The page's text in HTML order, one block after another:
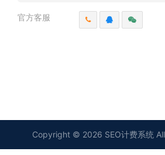
官方客服
Copyright © 2026 SEO计费系统